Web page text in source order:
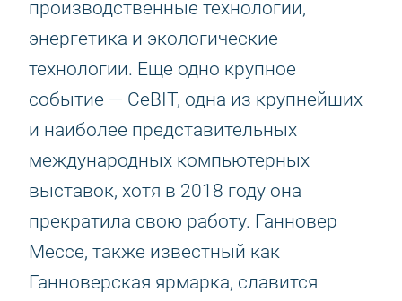
производственные технологии,
энергетика и экологические
технологии. Еще одно крупное
событие — CeBIT, одна из крупнейших
и наиболее представительных
международных компьютерных
выставок, хотя в 2018 году она
прекратила свою работу. Ганновер
Мессе, также известный как
Ганноверская ярмарка, славится